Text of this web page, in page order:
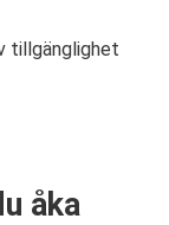
tillgänglighet
åka